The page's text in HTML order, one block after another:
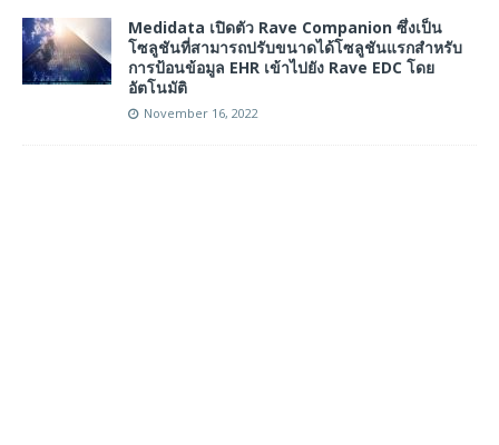
Medidata เปิดตัว Rave Companion ซึ่งเป็น
โซลูชันที่สามารถปรับขนาดได้โซลูชันแรกสำหรับ
การป้อนข้อมูล EHR เข้าไปยัง Rave EDC โดย
อัตโนมัติ
November 16, 2022